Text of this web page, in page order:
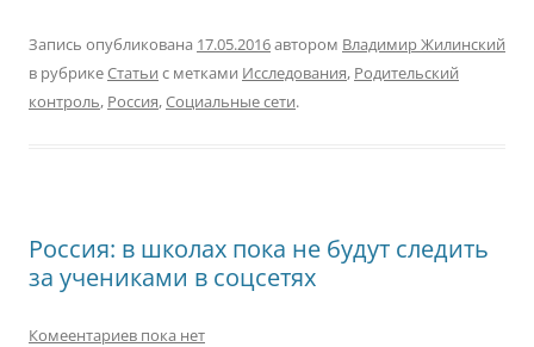
Запись опубликована 17.05.2016автором Владимир Жилинский
в рубрикеСтатьи с метками Исследования, Родительский
контроль, Россия,Социальные сети.
Россия: в школах пока не будут следить
за учениками в соцсетях
Комеентариев пока нет